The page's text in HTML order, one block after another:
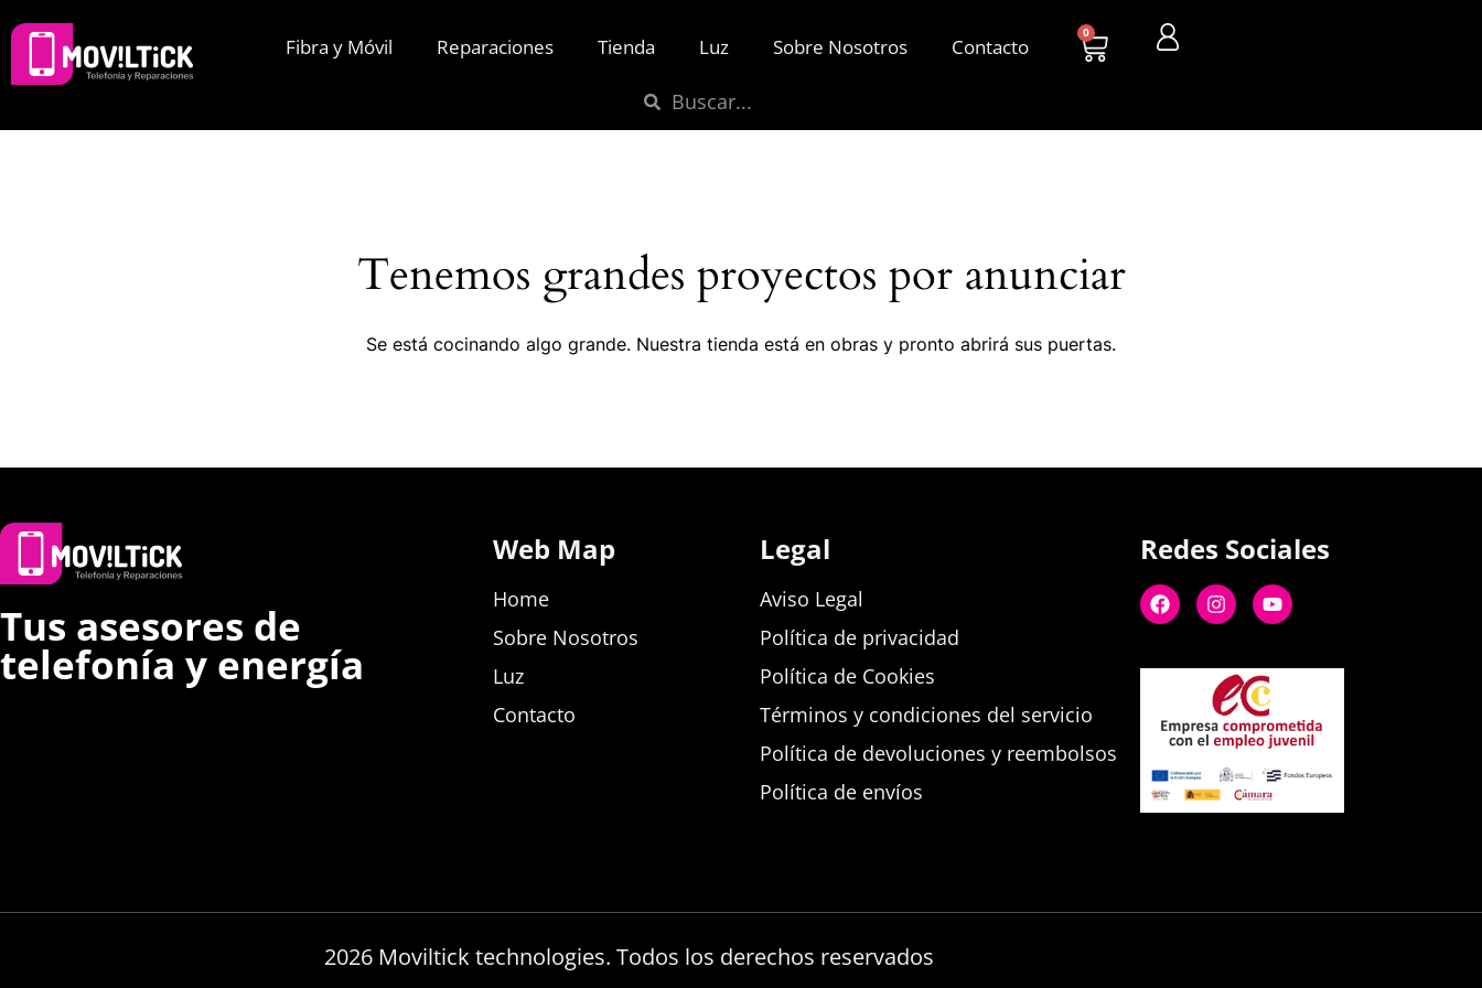
Fibra y Móvil Reparaciones Tienda Luz Sobre Nosotros Contacto
0
Tenemos grandes proyectos por anunciar
Se está cocinando algo grande. Nuestra tienda está en obras y pronto abrirá sus puertas.
Tus asesores de
telefonía y energía
Web Map
Home
Sobre Nosotros
Luz
Contacto
Legal
Aviso Legal
Política de privacidad
Política de Cookies
Términos y condiciones del servicio
Política de devoluciones y reembolsos
Política de envíos
Redes Sociales
2026 Moviltick technologies. Todos los derechos reservados